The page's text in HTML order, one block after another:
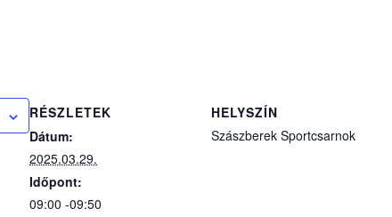
RÉSZLETEK
Dátum:
2025.03.29.
Időpont:
09:00 -09:50
HELYSZÍN
Szászberek Sportcsarnok